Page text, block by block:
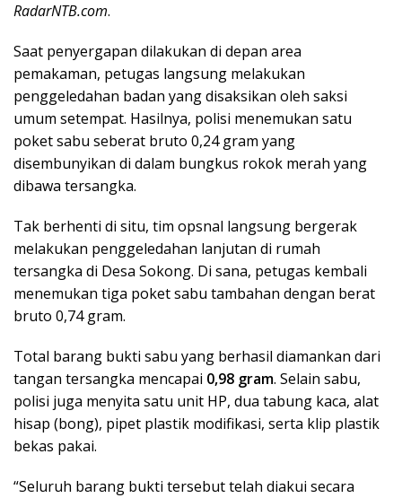
RadarNTB.com.
Saat penyergapan dilakukan di depan area
pemakaman, petugas langsung melakukan
penggeledahan badan yang disaksikan oleh saksi
umum setempat. Hasilnya, polisi menemukan satu
poket sabu seberat bruto 0,24 gram yang
disembunyikan di dalam bungkus rokok merah yang
dibawa tersangka.
Tak berhenti di situ, tim opsnal langsung bergerak
melakukan penggeledahan lanjutan di rumah
tersangka di Desa Sokong. Di sana, petugas kembali
menemukan tiga poket sabu tambahan dengan berat
bruto 0,74 gram.
Total barang bukti sabu yang berhasil diamankan dari
tangan tersangka mencapai 0,98 gram. Selain sabu,
polisi juga menyita satu unit HP, dua tabung kaca, alat
hisap (bong), pipet plastik modifikasi, serta klip plastik
bekas pakai.
“Seluruh barang bukti tersebut telah diakui secara